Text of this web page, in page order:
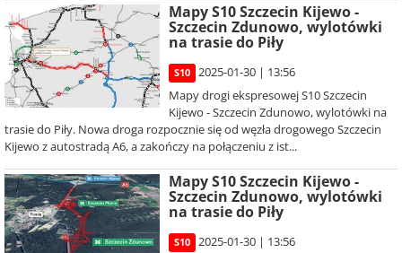
Mapy S10 Szczecin Kijewo -
Szczecin Zdunowo, wylotówki
na trasie do Piły
S10
2025-01-30 | 13:56
Mapy drogi ekspresowej S10 Szczecin
Kijewo - Szczecin Zdunowo, wylotówki na
trasie do Piły. Nowa droga rozpocznie się od węzła drogowego Szczecin
Kijewo z autostradą A6, a zakończy na połączeniu z ist...
Mapy S10 Szczecin Kijewo -
Szczecin Zdunowo, wylotówki
na trasie do Piły
S10
2025-01-30 | 13:56